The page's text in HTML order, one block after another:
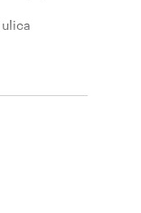
przy
dojazd
jest